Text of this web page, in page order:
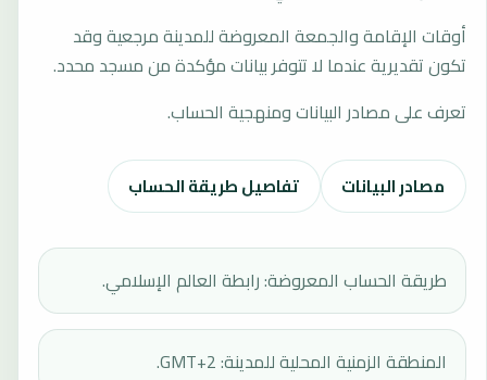
أوقات الإقامة والجمعة المعروضة للمدينة مرجعية وقد
تكون تقديرية عندما لا تتوفر بيانات مؤكدة من مسجد محدد.
تعرف على مصادر البيانات ومنهجية الحساب.
مصادر البيانات تفاصيل طريقة الحساب
طريقة الحساب المعروضة: رابطة العالم الإسلامي.
المنطقة الزمنية المحلية للمدينة: GMT+2.